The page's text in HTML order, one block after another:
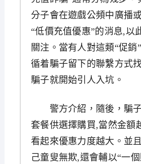
分子會在遊戲公頻中廣播
“低價充值優惠”的消息,以
關注。當有人對這類“促銷
循着騙子留下的聯繫方式
騙子就開始引人入坑。
警方介紹，隨後，騙子
套餐供選擇購買,當然金額
看起來優惠力度越大。並
己童叟無欺,還會輔以“一